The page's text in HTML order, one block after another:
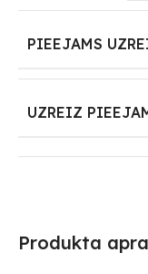
Produkta
PIEEJAMS
UZREIZ